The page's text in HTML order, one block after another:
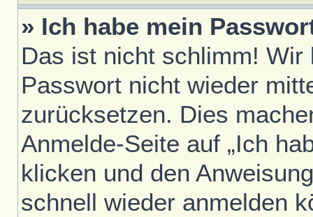
» Ich habe mein
Das ist nicht schlimm!
Passwort nicht wieder
zurücksetzen. Dies
Anmelde-Seite auf „Ich
klicken und den
schnell wieder anmelden